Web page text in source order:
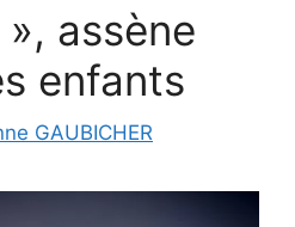
assène
enfants
GAUBICHER